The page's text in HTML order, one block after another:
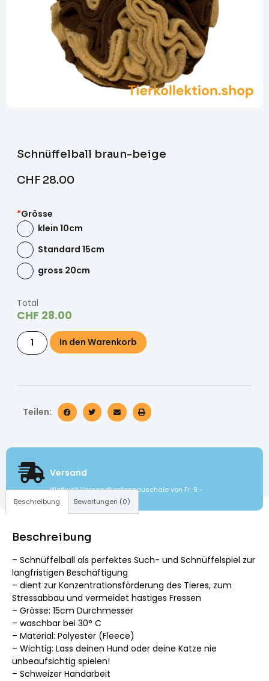
Schnüffelball braun-beige
CHF 28.00
*Grösse
klein 10cm
Standard 15cm
gross 20cm
Total
CHF 28.00
In den Warenkorb
Teilen:
Versand
Weltweit Versandkostenpauschale von Fr. 9.-
Beschreibung Bewertungen (0)
Beschreibung
– Schnüffelball als perfektes Such- und Schnüffelspiel zur
langfristigen Beschäftigung
– dient zur Konzentrationsförderung des Tieres, zum
Stressabbau und vermeidet hastiges Fressen
– Grösse: 15cm Durchmesser
– waschbar bei 30° C
– Material: Polyester (Fleece)
– Wichtig: Lass deinen Hund oder deine Katze nie
unbeaufsichtig spielen!
– Schweizer Handarbeit